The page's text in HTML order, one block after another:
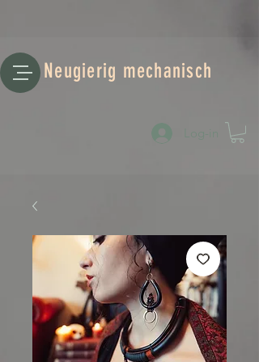
Neugierig mechanisch
Log-in